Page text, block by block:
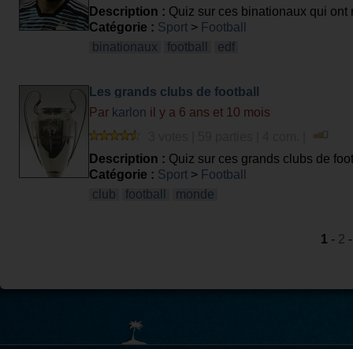
Description : Quiz sur ces binationaux qui ont
Catégorie : Sport > Football
binationaux
football edf
Les grands clubs de football
Par karlon il y a 6 ans et 10 mois
Description : Quiz sur ces grands clubs de
Catégorie : Sport > Football
club
football monde
1 - 2